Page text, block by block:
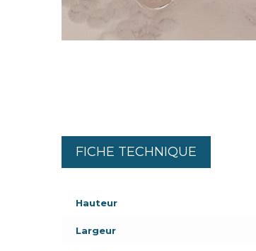
FICHE TECHNIQUE
Hauteur
Largeur